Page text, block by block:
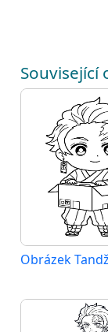
Související
Obrázek